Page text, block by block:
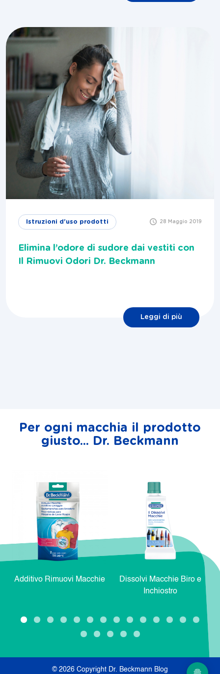
Istruzioni d'uso prodotti 28 Maggio 2019
Elimina l’odore di sudore dai vestiti con
Il Rimuovi Odori Dr. Beckmann
Leggi di più
Per ogni macchia il prodotto
giusto... Dr. Beckmann
Additivo Rimuovi Macchie
Dissolvi Macchie Biro e
Inchiostro
© 2026 Copyright Dr. Beckmann Blog